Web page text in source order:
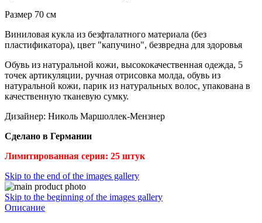
Размер 70 см
Виниловая кукла из безфталатного материала (без
пластификатора), цвет "капучино", безвредна для здоровья
Обувь из натуральной кожи, высококачественная одежда, 5
точек артикуляции, ручная отрисовка молда, обувь из
натуральной кожи, парик из натуральных волос, упакована в
качественную тканевую сумку.
Дизайнер: Николь Маршоллек-Мензнер
Сделано в Германии
Лимитированная серия: 25 штук
Skip to the end of the images gallery
Skip to the beginning of the images gallery
Описание